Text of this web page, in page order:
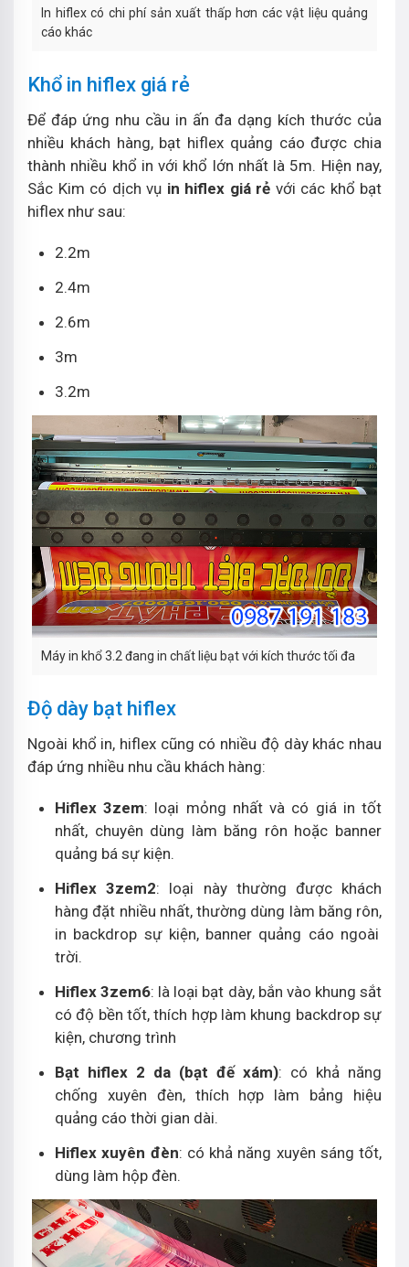
In hiflex có chi phí sản xuất thấp hơn các vật liệu quảng
cáo khác
Khổ in hiflex giá rẻ
Để đáp ứng nhu cầu in ấn đa dạng kích thước của
nhiều khách hàng, bạt hiflex quảng cáo được chia
thành nhiều khổ in với khổ lớn nhất là 5m. Hiện nay,
Sắc Kim có dịch vụ in hiflex giá rẻ với các khổ bạt
hiflex như sau:
2.2m
2.4m
2.6m
3m
3.2m
Máy in khổ 3.2 đang in chất liệu bạt với kích thước tối đa
Độ dày bạt hiflex
Ngoài khổ in, hiflex cũng có nhiều độ dày khác nhau
đáp ứng nhiều nhu cầu khách hàng:
Hiflex 3zem: loại mỏng nhất và có giá in tốt
nhất, chuyên dùng làm băng rôn hoặc banner
quảng bá sự kiện.
Hiflex 3zem2: loại này thường được khách
hàng đặt nhiều nhất, thường dùng làm băng rôn,
in backdrop sự kiện, banner quảng cáo ngoài
trời.
Hiflex 3zem6: là loại bạt dày, bắn vào khung sắt
có độ bền tốt, thích hợp làm khung backdrop sự
kiện, chương trình
Bạt hiflex 2 da (bạt đế xám): có khả năng
chống xuyên đèn, thích hợp làm bảng hiệu
quảng cáo thời gian dài.
Hiflex xuyên đèn: có khả năng xuyên sáng tốt,
dùng làm hộp đèn.